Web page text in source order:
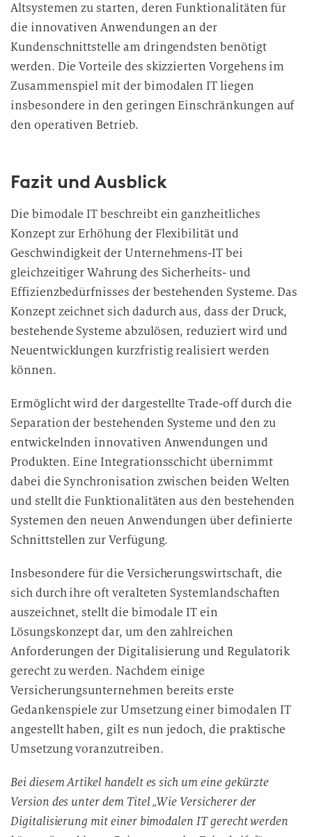
Altsystemen zu starten, deren Funktionalitäten für
die innovativen Anwendungen an der
Kundenschnittstelle am dringendsten benötigt
werden. Die Vorteile des skizzierten Vorgehens im
Zusammenspiel mit der bimodalen IT liegen
insbesondere in den geringen Einschränkungen auf
den operativen Betrieb.
Fazit und Ausblick
Die bimodale IT beschreibt ein ganzheitliches
Konzept zur Erhöhung der Flexibilität und
Geschwindigkeit der Unternehmens-IT bei
gleichzeitiger Wahrung des Sicherheits- und
Effizienzbedürfnisses der bestehenden Systeme. Das
Konzept zeichnet sich dadurch aus, dass der Druck,
bestehende Systeme abzulösen, reduziert wird und
Neuentwicklungen kurzfristig realisiert werden
können.
Ermöglicht wird der dargestellte Trade-off durch die
Separation der bestehenden Systeme und den zu
entwickelnden innovativen Anwendungen und
Produkten. Eine Integrationsschicht übernimmt
dabei die Synchronisation zwischen beiden Welten
und stellt die Funktionalitäten aus den bestehenden
Systemen den neuen Anwendungen über definierte
Schnittstellen zur Verfügung.
Insbesondere für die Versicherungswirtschaft, die
sich durch ihre oft veralteten Systemlandschaften
auszeichnet, stellt die bimodale IT ein
Lösungskonzept dar, um den zahlreichen
Anforderungen der Digitalisierung und Regulatorik
gerecht zu werden. Nachdem einige
Versicherungsunternehmen bereits erste
Gedankenspiele zur Umsetzung einer bimodalen IT
angestellt haben, gilt es nun jedoch, die praktische
Umsetzung voranzutreiben.
Bei diesem Artikel handelt es sich um eine gekürzte
Version des unter dem Titel „Wie Versicherer der
Digitalisierung mit einer bimodalen IT gerecht werden